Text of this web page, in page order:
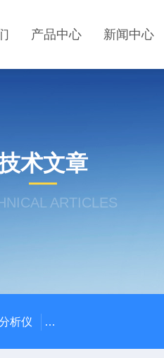
产品中心 新闻中心
术文章
ARTICLES
析仪 哈希在线PH计电极